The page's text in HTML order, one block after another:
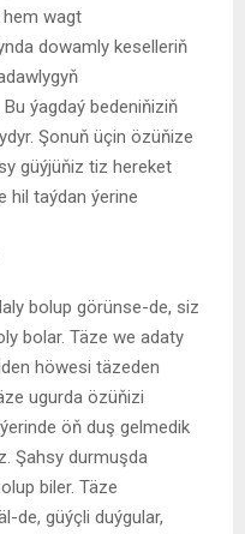
wagt
dowamly keselleriň
ýagdaý bedeniňiziň
Şonuň üçin özüňize
güýjüňiz tiz hereket
hil taýdan ýerine
bolup görünse-de, siz
bolar. Täze we adaty
höwesi täzeden
ugurda özüňizi
öň duş gelmedik
Şahsy durmuşda
biler. Täze
de, güýçli duýgular,